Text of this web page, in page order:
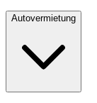
Autovermietung